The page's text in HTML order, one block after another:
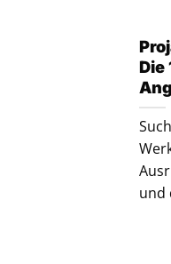
Die
und